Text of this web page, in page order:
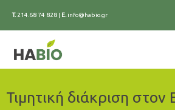
στο
περιεχόμενο
T. 214.68 74 828 | E. info@habio.gr
Τιμητική διάκριση